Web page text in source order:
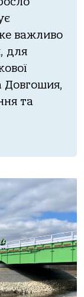
важливо
для
Довгошия,
та